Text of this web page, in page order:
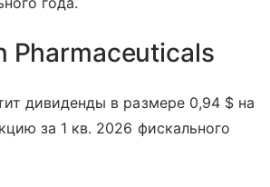
Pharmaceuticals
дивиденды в размере 0,94 $ на
за 1 кв. 2026 фискального